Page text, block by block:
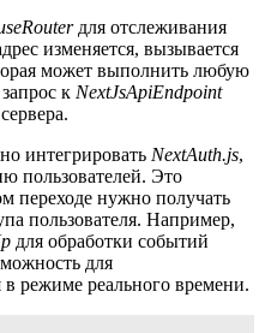
для отслеживания
изменяется, вызывается
может выполнить любую
к NextJsApiEndpoint
интегрировать NextAuth.js,
пользователей. Это
переходе нужно получать
пользователя. Например,
для обработки событий
для
в режиме реального времени.